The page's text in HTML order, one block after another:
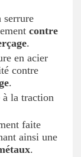
contre
.
en acier
contre
.
à la traction
faite
ainsi une
.